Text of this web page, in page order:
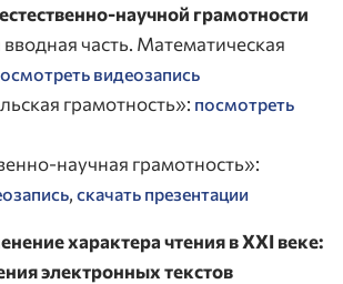
научной грамотности
часть. Математическая
видеозапись
грамотность»: посмотреть
научная грамотность»:
, скачать презентации
характера чтения в XXI веке:
электронных текстов